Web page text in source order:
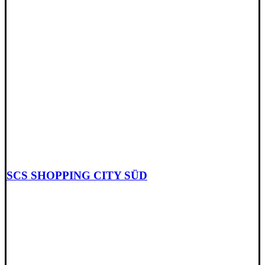
SCS SHOPPING CITY SÜD